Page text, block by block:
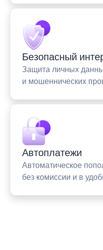
Безопасный
Защита личных
и мошеннических
Автоплатежи
Автоматическое
без комиссии и в